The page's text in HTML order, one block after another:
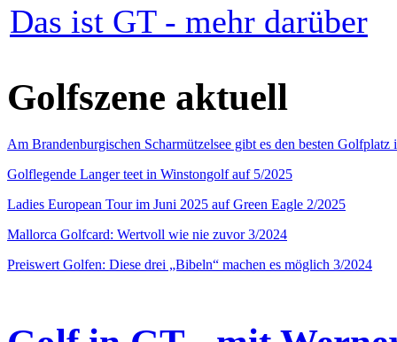
Das ist GT - mehr darüber
Golfszene aktuell
Am Brandenburgischen Scharmützelsee gibt es den besten
Golflegende Langer teet in Winstongolf auf 5/2025
Ladies European Tour im Juni 2025 auf Green Eagle 2/2025
Mallorca Golfcard: Wertvoll wie nie zuvor 3/2024
Preiswert Golfen: Diese drei „Bibeln“ machen es möglich 3/2024